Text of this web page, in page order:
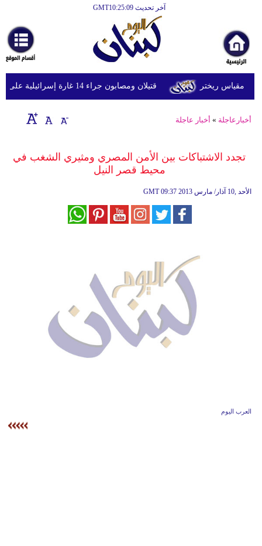
آخر تحديث GMT10:25:09
أخبارعاجلة
رياضة
ثقافة
إقتصاد
وموسيقى
أزياء
قتيلان ومصابون جراء 14 غارة إسرائيلية على شرق وجنوب لبنان
أخبارعاجلة » أخبار عاجلة
تجدد الاشتباكات بين الأمن المصري ومثيري الشغب في
محيط قصر النيل
GMT 09:37 2013 الأحد ,10 آذار/ مارس
العرب اليوم